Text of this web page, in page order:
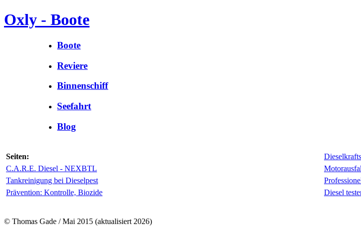
Oxly - Boote
Boote
Reviere
Binnenschiff
Seefahrt
Blog
Seiten:
C.A.R.E. Diesel - NEXBTL
Tankreinigung bei Dieselpest
Prävention: Kontrolle, Biozide
Diesel
© Thomas Gade / Mai 2015 (aktualisiert 2026)